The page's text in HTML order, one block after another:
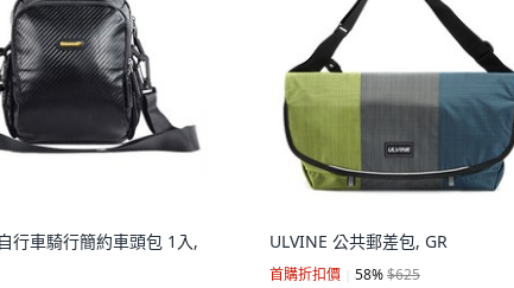
行車騎行簡約車頭包 1入,
ULVINE 公共郵差包, GR
首購折扣價 58%$625